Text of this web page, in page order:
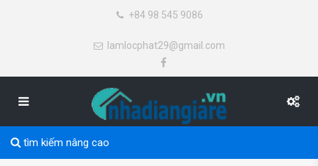
+84 98 545 9086
lamlocphat29@gmail.com
tìm kiếm nâng cao